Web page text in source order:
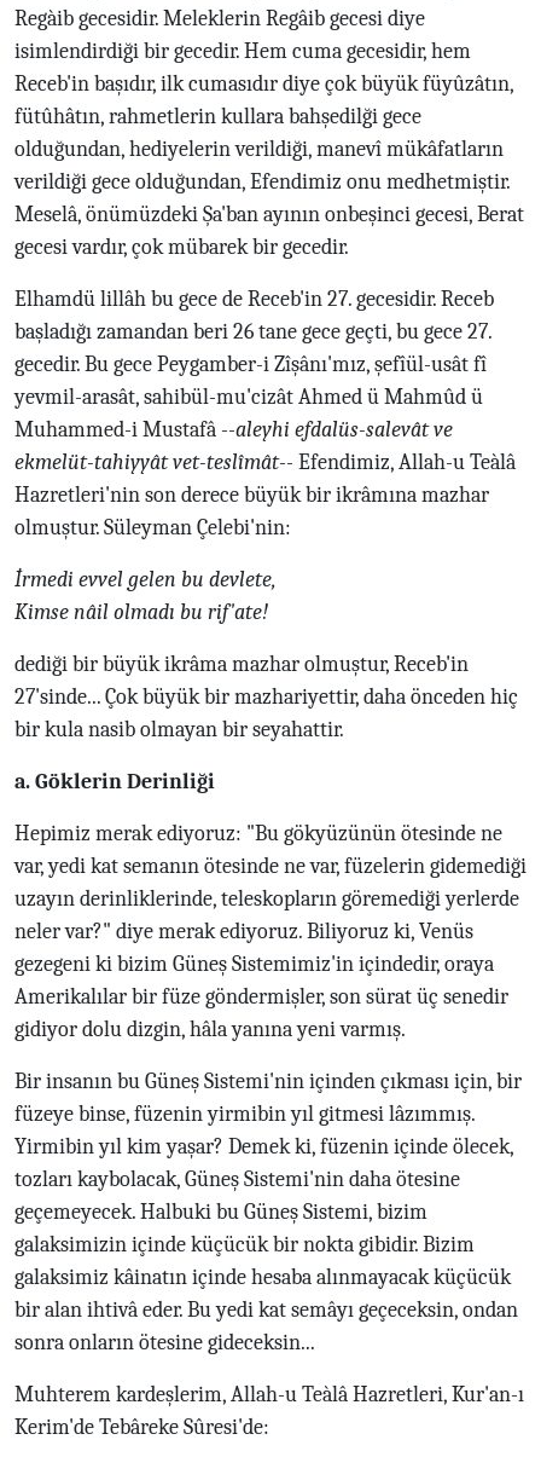
Regàib gecesidir. Meleklerin Regâib gecesi diye
isimlendirdiği bir gecedir. Hem cuma gecesidir, hem
Receb'in başıdır, ilk cumasıdır diye çok büyük füyûzâtın,
fütûhâtın, rahmetlerin kullara bahşedilği gece
olduğundan, hediyelerin verildiği, manevî mükâfatların
verildiği gece olduğundan, Efendimiz onu medhetmiştir.
Meselâ, önümüzdeki Şa'ban ayının onbeşinci gecesi, Berat
gecesi vardır, çok mübarek bir gecedir.
Elhamdü lillâh bu gece de Receb'in 27. gecesidir. Receb
başladığı zamandan beri 26 tane gece geçti, bu gece 27.
gecedir. Bu gece Peygamber-i Zîşânı'mız, şefîül-usât fî
yevmil-arasât, sahibül-mu'cizât Ahmed ü Mahmûd ü
Muhammed-i Mustafâ --aleyhi efdalüs-salevât ve
ekmelüt-tahiyyât vet-teslîmât-- Efendimiz, Allah-u Teàlâ
Hazretleri'nin son derece büyük bir ikrâmına mazhar
olmuştur. Süleyman Çelebi'nin:
İrmedi evvel gelen bu devlete,
Kimse nâil olmadı bu rif'ate!
dediği bir büyük ikrâma mazhar olmuştur, Receb'in
27'sinde... Çok büyük bir mazhariyettir, daha önceden hiç
bir kula nasib olmayan bir seyahattir.
a. Göklerin Derinliği
Hepimiz merak ediyoruz: "Bu gökyüzünün ötesinde ne
var, yedi kat semanın ötesinde ne var, füzelerin gidemediği
uzayın derinliklerinde, teleskopların göremediği yerlerde
neler var?" diye merak ediyoruz. Biliyoruz ki, Venüs
gezegeni ki bizim Güneş Sistemimiz'in içindedir, oraya
Amerikalılar bir füze göndermişler, son sürat üç senedir
gidiyor dolu dizgin, hâla yanına yeni varmış.
Bir insanın bu Güneş Sistemi'nin içinden çıkması için, bir
füzeye binse, füzenin yirmibin yıl gitmesi lâzımmış.
Yirmibin yıl kim yaşar? Demek ki, füzenin içinde ölecek,
tozları kaybolacak, Güneş Sistemi'nin daha ötesine
geçemeyecek. Halbuki bu Güneş Sistemi, bizim
galaksimizin içinde küçücük bir nokta gibidir. Bizim
galaksimiz kâinatın içinde hesaba alınmayacak küçücük
bir alan ihtivâ eder. Bu yedi kat semâyı geçeceksin, ondan
sonra onların ötesine gideceksin...
Muhterem kardeşlerim, Allah-u Teàlâ Hazretleri, Kur'an-ı
Kerim'de Tebâreke Sûresi'de: